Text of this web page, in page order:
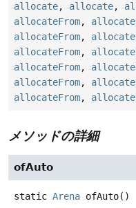
allocate, allocate,
allocateFrom,
allocateFrom,
allocateFrom,
allocateFrom,
allocateFrom,
allocateFrom,
メソッドの詳細
ofAuto
static Arena ofAuto()